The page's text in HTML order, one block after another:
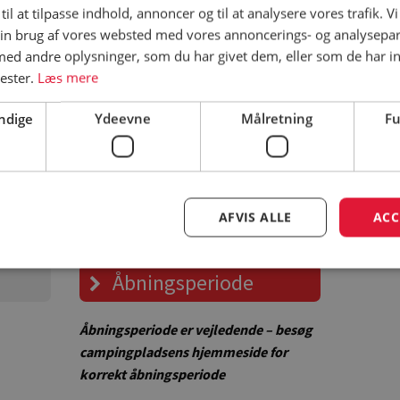
hjemmeside for korrekte priser
Åbningsperiode
Åbningsperiode er vejledende – besøg
campingpladsens hjemmeside for
korrekt åbningsperiode
at tilpasse indhold, annoncer og til at analysere vores trafik.
brug af vores websted med vores annoncerings- og
andre oplysninger, som du har givet dem, eller som de har
Læs mere
Ydeevne Målretning
AFVIS ALLE